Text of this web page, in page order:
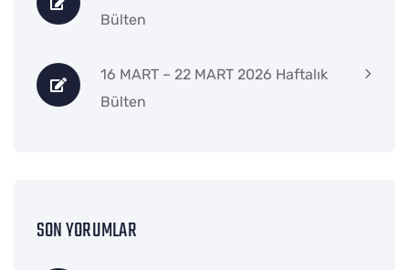
Bülten
16 MART – 22 MART 2026 Haftalık
Bülten
SON YORUMLAR